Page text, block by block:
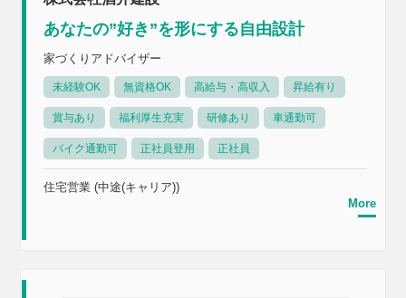
あなたの”好き”を形にする自由設計
家づくりアドバイザー
未経験OK 無資格OK 高給与・高収入 昇給有り
賞与あり 福利厚生充実 研修あり 車通勤可
バイク通勤可 正社員登用 正社員
住宅営業 (中途(キャリア))
More